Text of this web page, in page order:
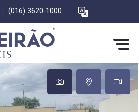
(016) 3620-1000